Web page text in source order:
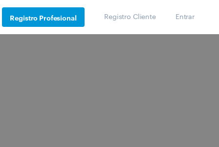
Registro Profesional Registro Cliente Entrar